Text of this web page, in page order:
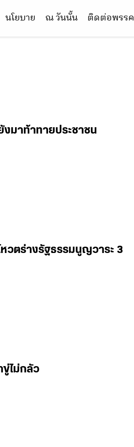
นโยบาย ณ วันนั้น ติดต่อพรรค
มาท้าทายประชาชน
วตร่างรัฐธรรมนูญวาระ 3
ขู่ไม่กลัว